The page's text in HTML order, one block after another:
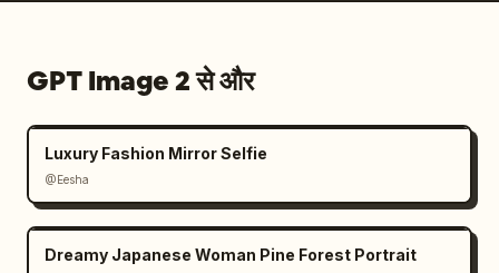
GPT Image 2 से और
Luxury Fashion Mirror Selfie
@Eesha
Dreamy Japanese Woman Pine Forest Portrait